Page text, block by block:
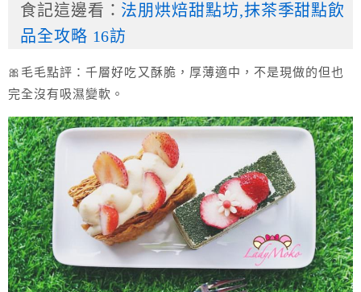
食記這邊看： 法朋烘焙甜點坊,抹茶季甜點飲
品全攻略 16訪
🎀毛毛點評：千層好吃又酥脆，厚薄適中，不是現做的但也
完全沒有吸濕變軟。